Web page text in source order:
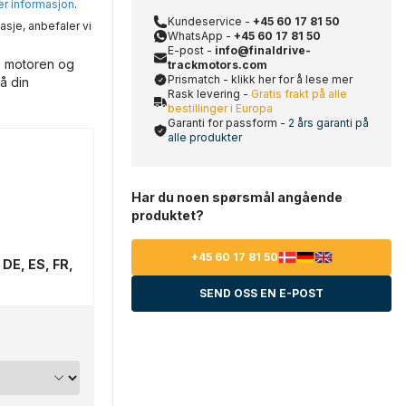
informasjon.
anbefaler vi
motoren og
din
ES, FR,
Kundeservice - +45 60 17 81 50
WhatsApp - +45 60 17 81 50
E-post - info@finaldrive-
trackmotors.com
Prismatch - klikk her for å lese mer
Rask levering - Gratis frakt på alle
bestillinger i Europa
Garanti for passform - 2 års garanti på
alle produkter
Har du noen spørsmål angående
produktet?
+45 60 17 81 50
SEND OSS EN E-POST